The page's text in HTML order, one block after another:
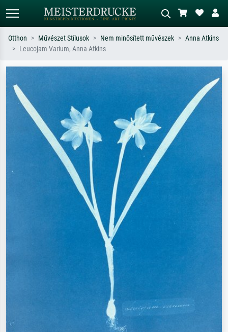
szerint – pl. Monet, Csillagos éj,
impresszionizmus, Hokusai-hullám,
piros absztrakt, sötét olajkép, álló akt
Otthon Művészet Stílusok Nem minősített művészek
Anna Atkins
Leucojam Varium, Anna Atkins